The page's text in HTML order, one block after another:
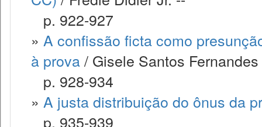
p. 922-927
» A confissão ficta como
à prova/ Gisele Santos
p. 928-934
» A justa distribuição do ônus da
p. 935-939